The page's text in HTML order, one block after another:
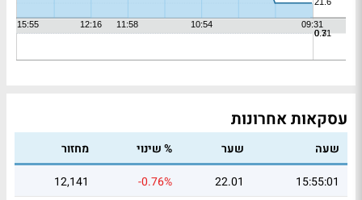
עסקאות אחרונות
שעה שער % שינוי
מחזור
15:55:01
22.01
-0.76%
12,141